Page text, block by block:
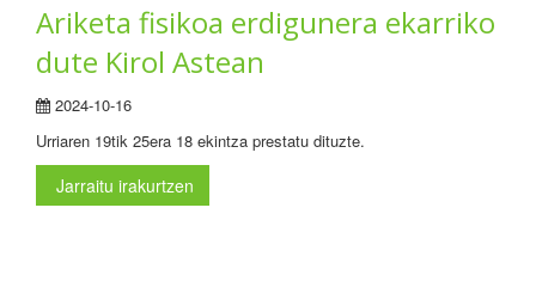
Ariketa fisikoa erdigunera ekarriko
dute Kirol Astean
2024-10-16
Urriaren 19tik 25era 18 ekintza prestatu dituzte.
Jarraitu irakurtzen